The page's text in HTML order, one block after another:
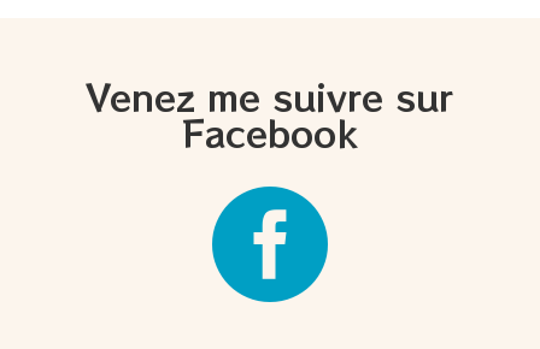
Venez me suivre sur
Facebook
